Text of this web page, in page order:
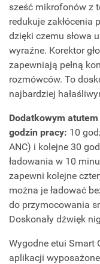
sześć mikrofonów z
redukuje zakłócenia
dzięki czemu słowa
wyraźne. Korektor
zapewniają pełną
rozmówców. To
najbardziej
Dodatkowym
godzin pracy: 10
ANC) i kolejne 30
ładowania w 10
zapewni kolejne
można je ładować
do przymocowania
Doskonały dźwięk
Wygodne etui Smart
aplikacji